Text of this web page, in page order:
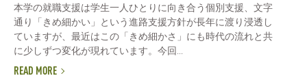
本学の就職支援は学生一人ひとりに向き合う個別支援、文字
通り「きめ細かい」という進路支援方針が長年に渡り浸透し
ていますが、最近はこの「きめ細かさ」にも時代の流れと共
に少しずつ変化が現れています。今回...
READ MORE